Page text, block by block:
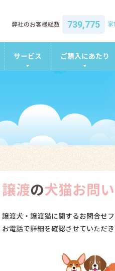
弊社のお客様総数 739,775
サービス ご購入にあたり
譲渡の犬猫お問
譲渡犬・譲渡猫に関するお問合せフ
お電話で詳細を確認させていただ